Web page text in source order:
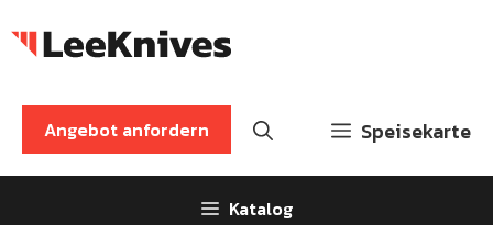
Inhalt
Speisekarte
Angebot anfordern
Katalog